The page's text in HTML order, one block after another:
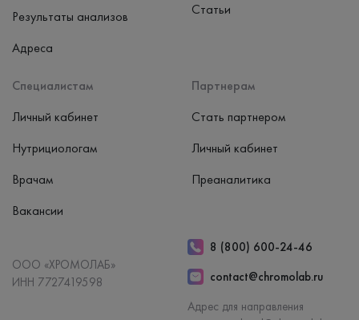
Результаты анализов
Адреса
Специалистам
Личный кабинет
Нутрициологам
Врачам
Вакансии
Партнерам
Стать партнером
Личный кабинет
Преаналитика
Статьи
ООО «ХРОМОЛАБ»
ИНН 7727419598
8 (800) 600-24-46
contact@chromolab.ru
Адрес для направления